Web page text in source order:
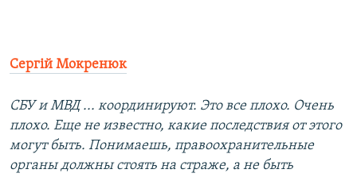
Сергій Мокренюк
СБУ и МВД ... координируют. Это все плохо. Очень
плохо. Еще не известно, какие последствия от этого
могут быть. Понимаешь, правоохранительные
органы должны стоять на страже, а не быть